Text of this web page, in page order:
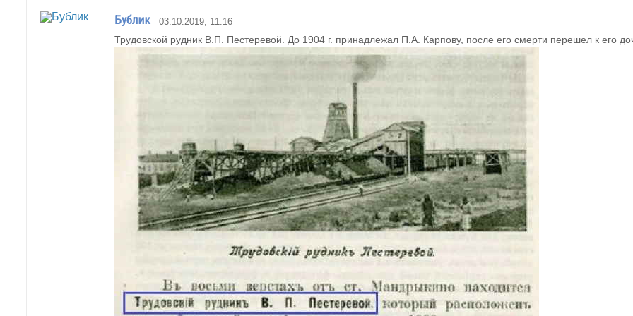
Бублик 03.10.2019, 11:16
Трудовской рудник В.П. Пестеревой. До 1904 г. принадлежал П.А. Карпову, после его смерти перешел к его